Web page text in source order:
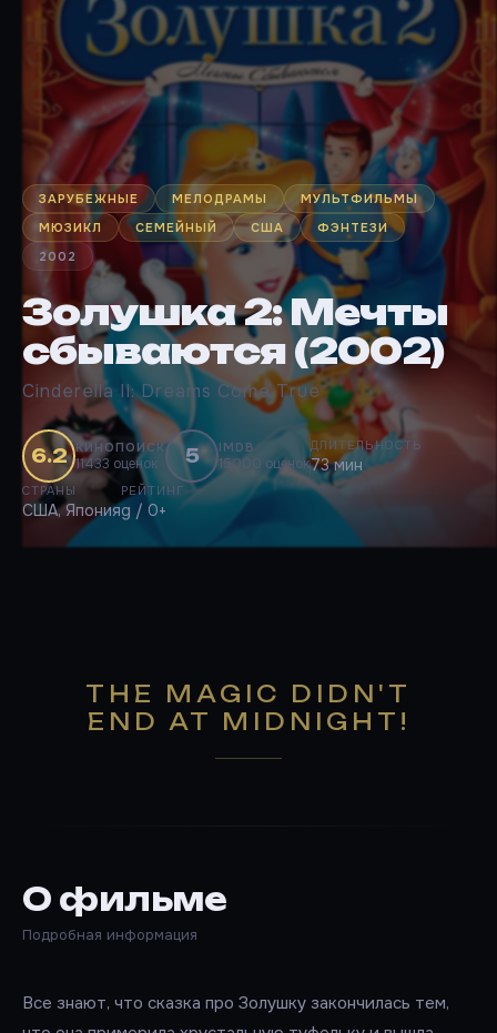
ЗАРУБЕЖНЫЕ МЕЛОДРАМЫ
МУЛЬТФИЛЬМЫ
МЮЗИКЛ
СЕМЕЙНЫЙ США
ФЭНТЕЗИ
2002
Золушка 2: Мечты
сбываются (2002)
Cinderella II: Dreams Come True
6.2 КИНОПОИСК
11433 оценок 5 IMDB
15000 оценок
ДЛИТЕЛЬНОСТЬ
73 мин
СТРАНЫ
США, Япония
РЕЙТИНГ
g / 0+
THE MAGIC DIDN'T
END AT MIDNIGHT!
О фильме
Подробная информация
Все знают, что сказка про Золушку закончилась тем,